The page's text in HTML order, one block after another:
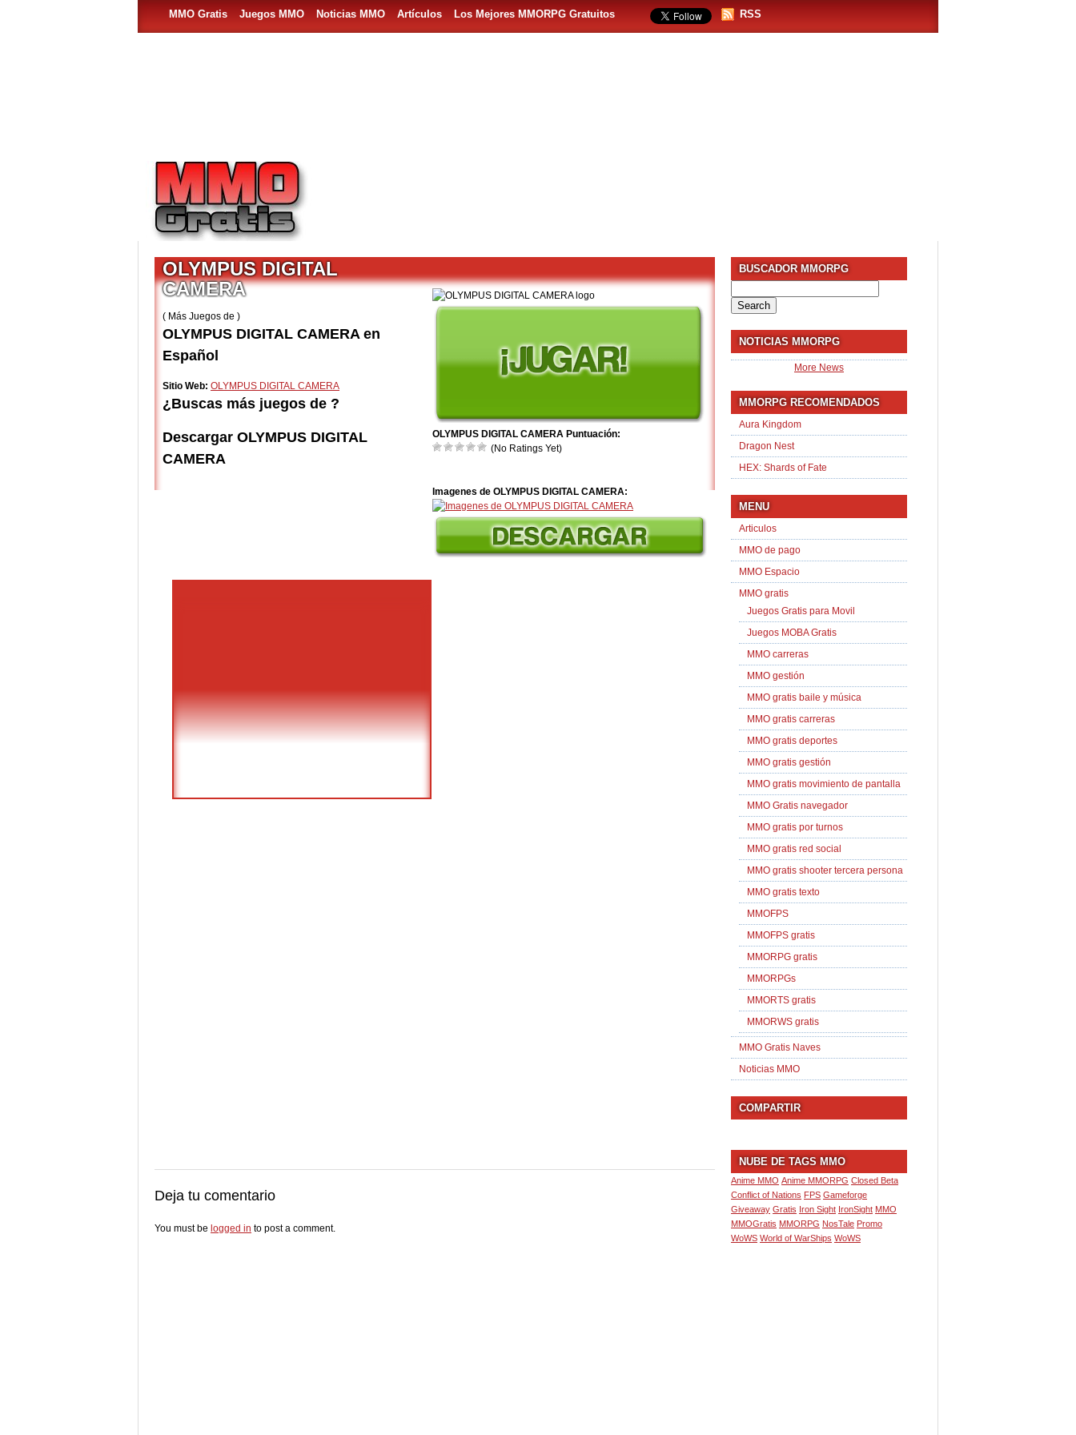
MMO Gratis Juegos MMO Noticias MMO Artículos Los Mejores MMORPG Gratuitos RSS
OLYMPUS DIGITAL CAMERA Puntuación:
(No Ratings Yet)
Imagenes de OLYMPUS DIGITAL CAMERA:
OLYMPUS DIGITAL
CAMERA
( Más Juegos de )
OLYMPUS DIGITAL CAMERA en
Español
Sitio Web: OLYMPUS DIGITAL CAMERA
¿Buscas más juegos de ?
Descargar OLYMPUS DIGITAL
CAMERA
Deja tu comentario
You must be logged in to post a comment.
BUSCADOR MMORPG
for:
NOTICIAS MMORPG
More News
MMORPG RECOMENDADOS
Aura Kingdom
Dragon Nest
HEX: Shards of Fate
MENU
Articulos
MMO de pago
MMO Espacio
MMO gratis
Juegos Gratis para Movil
Juegos MOBA Gratis
MMO carreras
MMO gestión
MMO gratis baile y música
MMO gratis carreras
MMO gratis deportes
MMO gratis gestión
MMO gratis movimiento de pantalla
MMO Gratis navegador
MMO gratis por turnos
MMO gratis red social
MMO gratis shooter tercera persona
MMO gratis texto
MMOFPS
MMOFPS gratis
MMORPG gratis
MMORPGs
MMORTS gratis
MMORWS gratis
MMO Gratis Naves
Noticias MMO
COMPARTIR
NUBE DE TAGS MMO
Anime MMO Anime MMORPG Closed Beta
Conflict of Nations FPS Gameforge
Giveaway Gratis Iron Sight IronSight MMO
MMOGratis MMORPG NosTale Promo
WoWS World of WarShips WoWS